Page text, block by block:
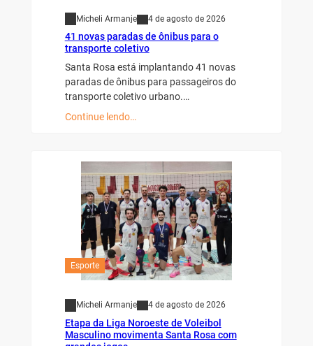
Micheli Armanje 4 de agosto de 2026
41 novas paradas de ônibus para o
transporte coletivo
Santa Rosa está implantando 41 novas
paradas de ônibus para passageiros do
transporte coletivo urbano.…
Continue lendo…
Esporte
Micheli Armanje 4 de agosto de 2026
Etapa da Liga Noroeste de Voleibol
Masculino movimenta Santa Rosa com